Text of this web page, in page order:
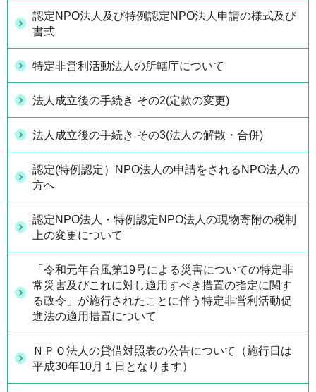
認定NPO法人及び特例認定NPO法人申請の様式及び
書式
特定非営利活動法人の所轄庁について
法人成立後の手続き その2(定款の変更)
法人成立後の手続き その3(法人の解散・合併)
認定(特例認定）NPO法人の申請をされるNPO法人の
方へ
認定NPO法人・特例認定NPO法人の現物寄附の税制
上の変更について
「令和元年台風第19号による災害についての特定非
常災害及びこれに対し適用すべき措置の指定に関す
る政令」が施行されたことに伴う特定非営利活動促
進法の適用措置について
ＮＰＯ法人の貸借対照表の公告について（施行日は
平成30年10月１日となります）